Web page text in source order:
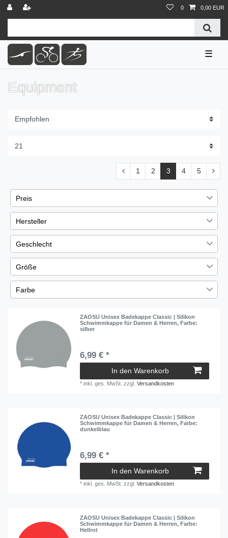
0 0,00 EUR
☰
Equipment
1 2 3 4 5
Preis
€ ― €
Übernehmen
Hersteller
Arena
34
Orca 1
SWANS
Sailfish
Zoggs
Geschlecht
Herren
84
Damen 86
Jungen
Größe
S
3
M 1
Farbe
Gelb
Mehrfarbig
Weiß
ZAOSU Unisex Badekappe Classic | Silikon
Schwimmkappe für Damen & Herren, Farbe:
silber
6,99 € *
In den Warenkorb
*inkl. ges. MwSt. zzgl.Versandkosten
ZAOSU Unisex Badekappe Classic | Silikon
Schwimmkappe für Damen & Herren, Farbe:
dunkelblau
6,99 € *
In den Warenkorb
*inkl. ges. MwSt. zzgl.Versandkosten
ZAOSU Unisex Badekappe Classic | Silikon
Schwimmkappe für Damen & Herren, Farbe:
Hellrot